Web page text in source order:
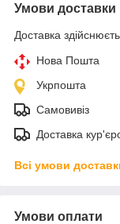
Умови доставки
Доставка
Нова Пошта
Укрпошта
Самовивіз
Доставка
Всі умови
Умови оплати